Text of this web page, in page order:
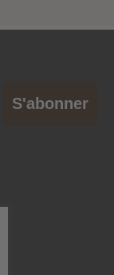
S'abonner